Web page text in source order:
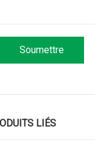
LIÉS